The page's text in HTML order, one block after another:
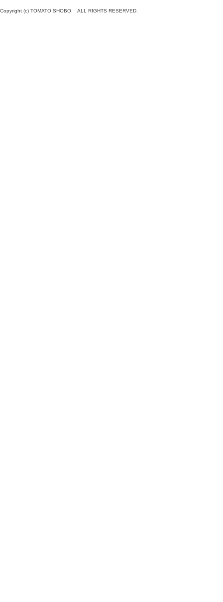
Copyright (c) TOMATO SHOBO. ALL RIGHTS RESERVED.